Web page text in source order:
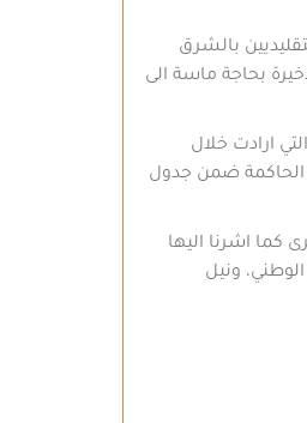
بالشرق
بحاجة ماسة الى
ارادت خلال
الحاكمة ضمن جدول
كما اشرنا اليها
ونيل